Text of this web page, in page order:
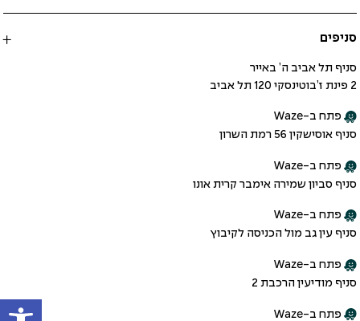
סניפים
סניף תל אביב ה’ באייר
2 פינת ז’בוטינסקי 120 תל אביב
פתח ב-Waze
סניף אוסישקין 56 רמת השרון
פתח ב-Waze
סניף סביון שמירה אימבר קרית אונו
פתח ב-Waze
סניף עין גב מול הכניסה לקיבוץ
פתח ב-Waze
סניף מודיעין הרכבת 2
פתח ב-Waze